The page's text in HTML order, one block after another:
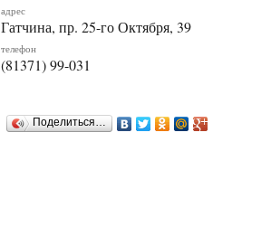
адрес
Гатчина, пр. 25-го Октября, 39
телефон
(81371) 99-031
Поделиться…